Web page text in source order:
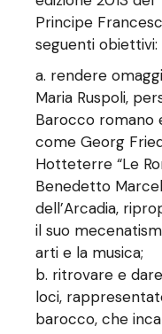
Principe
seguenti obiettivi:
rendere
Maria Ruspoli,
Barocco romano
come Georg
Hotteterre “Le
Benedetto
dell’Arcadia,
il suo
arti e la musica;
ritrovare e
loci,
barocco, che